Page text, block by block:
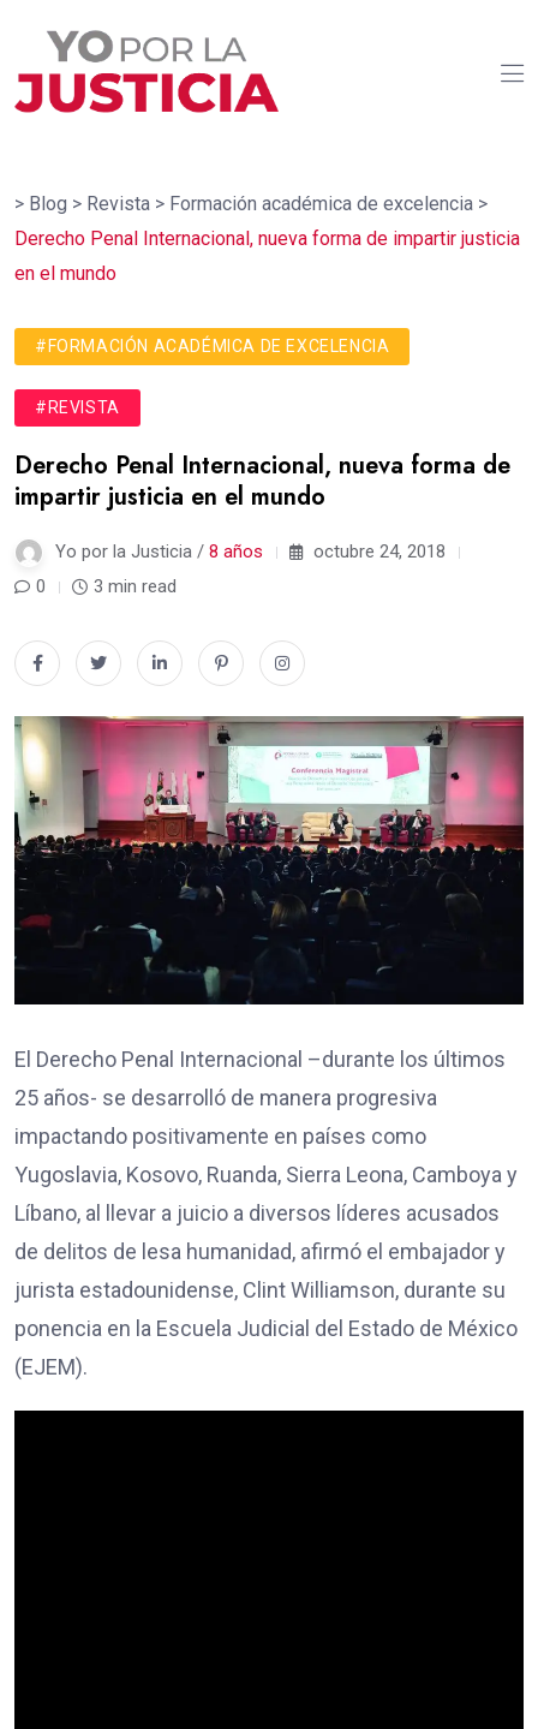
> Blog > Revista > Formación académica de excelencia >
Derecho Penal Internacional, nueva forma de impartir justicia
en el mundo
#FORMACIÓN ACADÉMICA DE EXCELENCIA
#REVISTA
Derecho Penal Internacional, nueva forma de
impartir justicia en el mundo
Yo por la Justicia / 8 años
octubre 24, 2018
0
3 min read
El Derecho Penal Internacional –durante los últimos
25 años- se desarrolló de manera progresiva
impactando positivamente en países como
Yugoslavia, Kosovo, Ruanda, Sierra Leona, Camboya y
Líbano, al llevar a juicio a diversos líderes acusados
de delitos de lesa humanidad, afirmó el embajador y
jurista estadounidense, Clint Williamson, durante su
ponencia en la Escuela Judicial del Estado de México
(EJEM).